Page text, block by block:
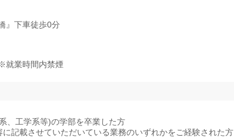
』下車徒歩0分
就業時間内禁煙
、工学系等)の学部を卒業した方
記載させていただいている業務のいずれかをご経験された方